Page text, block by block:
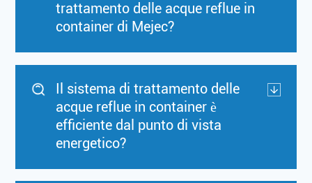
trattamento delle acque reflue in
container di Mejec?
Il sistema di trattamento delle
acque reflue in container è
efficiente dal punto di vista
energetico?